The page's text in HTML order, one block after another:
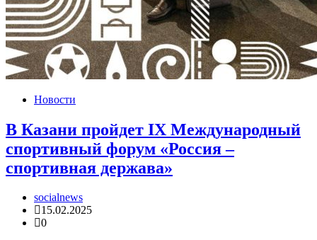
Новости
В Казани пройдет IX Международный
спортивный форум «Россия –
спортивная держава»
socialnews
15.02.2025
0